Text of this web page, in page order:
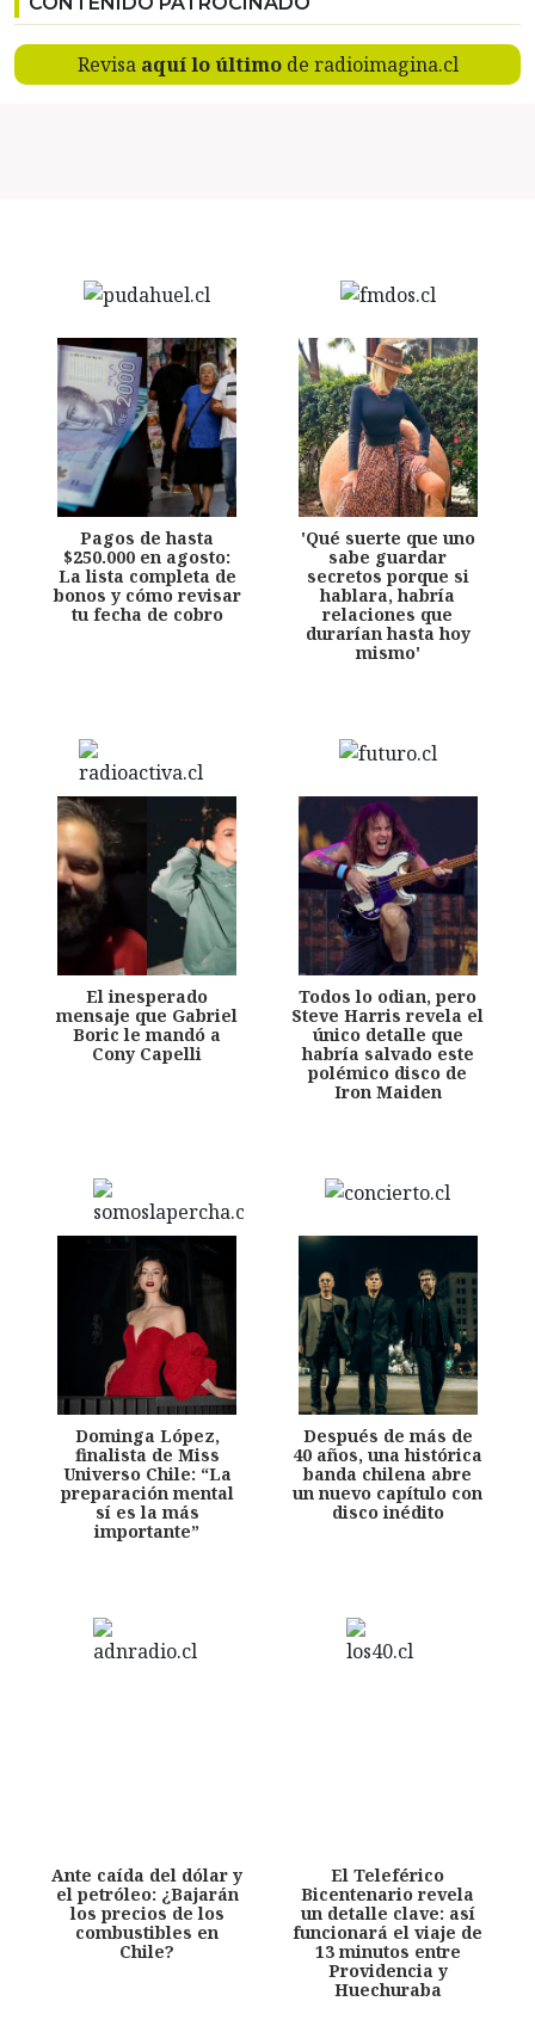
Revisa aquí lo últimode radioimagina.cl
Pagos de hasta
$250.000 en agosto:
La lista completa de
bonos y cómo revisar
tu fecha de cobro
'Qué suerte que uno
sabe guardar
secretos porque si
hablara, habría
relaciones que
durarían hasta hoy
mismo'
El inesperado
mensaje que Gabriel
Boric le mandó a
Cony Capelli
Todos lo odian, pero
Steve Harris revela el
único detalle que
habría salvado este
polémico disco de
Iron Maiden
Dominga López,
finalista de Miss
Universo Chile: “La
preparación mental
sí es la más
importante”
Después de más de
40 años, una histórica
banda chilena abre
un nuevo capítulo con
disco inédito
Ante caída del dólar y
el petróleo: ¿Bajarán
los precios de los
combustibles en
Chile?
El Teleférico
Bicentenario revela
un detalle clave: así
funcionará el viaje de
13 minutos entre
Providencia y
Huechuraba